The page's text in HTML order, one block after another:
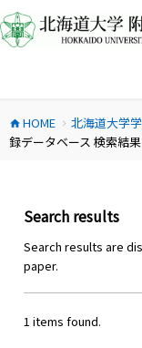
ン
テ
ス
キ
home HOME chevron_right 北海道大学
録データベース 検索結果
Search results
Search results are
paper.
1 items found.